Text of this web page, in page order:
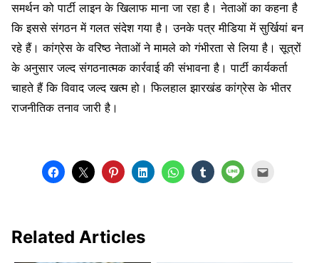
समर्थन को पार्टी लाइन के खिलाफ माना जा रहा है। नेताओं का कहना है
कि इससे संगठन में गलत संदेश गया है। उनके पत्र मीडिया में सुर्खियां बन
रहे हैं। कांग्रेस के वरिष्ठ नेताओं ने मामले को गंभीरता से लिया है। सूत्रों
के अनुसार जल्द संगठनात्मक कार्रवाई की संभावना है। पार्टी कार्यकर्ता
चाहते हैं कि विवाद जल्द खत्म हो। फिलहाल झारखंड कांग्रेस के भीतर
राजनीतिक तनाव जारी है।
Related Articles